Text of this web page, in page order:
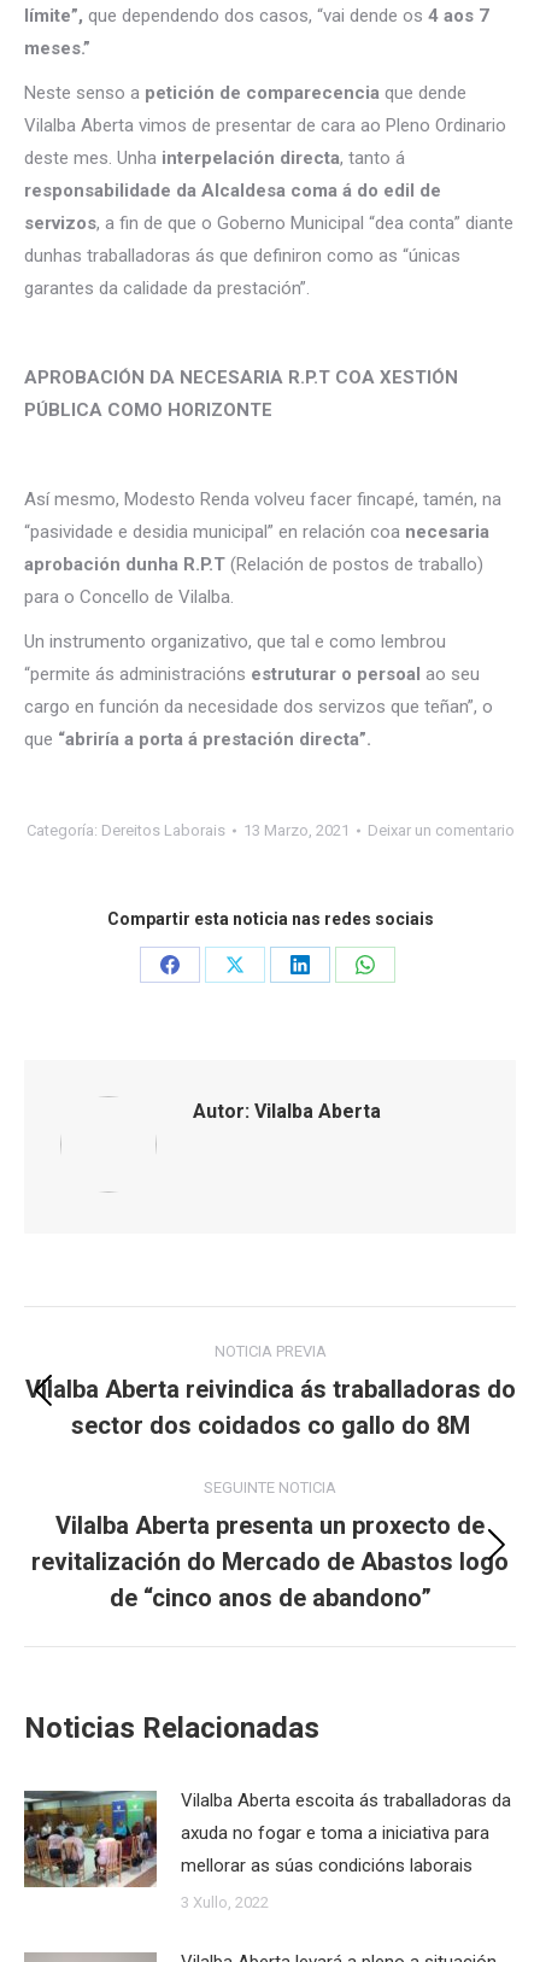
límite”, que dependendo dos casos, “vai dende os 4 aos 7
meses.”
Neste senso a petición de comparecencia que dende
Vilalba Aberta vimos de presentar de cara ao Pleno Ordinario
deste mes. Unha interpelación directa, tanto á
responsabilidade da Alcaldesa coma á do edil de
servizos, a fin de que o Goberno Municipal “dea conta” diante
dunhas traballadoras ás que definiron como as “únicas
garantes da calidade da prestación”.
APROBACIÓN DA NECESARIA R.P.T COA XESTIÓN
PÚBLICA COMO HORIZONTE
Así mesmo, Modesto Renda volveu facer fincapé, tamén, na
“pasividade e desidia municipal” en relación coa necesaria
aprobación dunha R.P.T (Relación de postos de traballo)
para o Concello de Vilalba.
Un instrumento organizativo, que tal e como lembrou
“permite ás administracións estruturar o persoal ao seu
cargo en función da necesidade dos servizos que teñan”, o
que “abriría a porta á prestación directa”.
Categoría: Dereitos Laborais 13 Marzo, 2021 Deixar un comentario
Compartir esta noticia nas redes sociais
Share
Share
Share
Share
Autor: Vilalba Aberta
navigation
NOTICIA PREVIA
Previous
post:
Vilalba Aberta reivindica ás traballadoras do
sector dos coidados co gallo do 8M
SEGUINTE NOTICIA
Next
post:
Vilalba Aberta presenta un proxecto de
revitalización do Mercado de Abastos logo
de “cinco anos de abandono”
Noticias Relacionadas
Vilalba Aberta escoita ás traballadoras da
axuda no fogar e toma a iniciativa para
mellorar as súas condicións laborais
3 Xullo, 2022